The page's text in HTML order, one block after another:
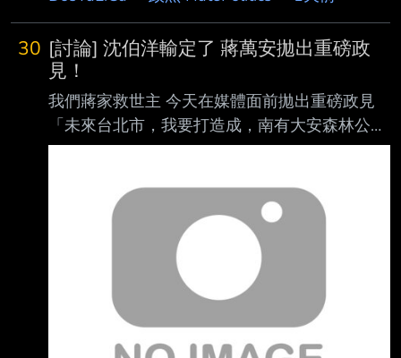
30 [討論] 沈伯洋輸定了 蔣萬安拋出重磅政
見！
我們蔣家救世主 今天在媒體面前拋出重磅政見
「未來台北市，我要打造成，南有大安森林公
園，北有榮星花園!」 沈伯洋，人家要蓋花園跟
建議你蓋一個台北101不然打不贏喔 --